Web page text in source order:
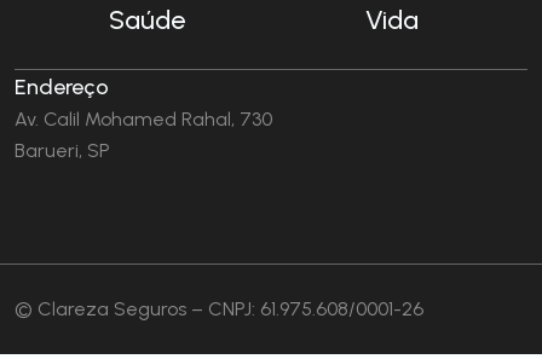
Saúde
Vida
Endereço
Av. Calil Mohamed Rahal, 730
Barueri, SP
© Clareza Seguros – CNPJ: 61.975.608/0001-26